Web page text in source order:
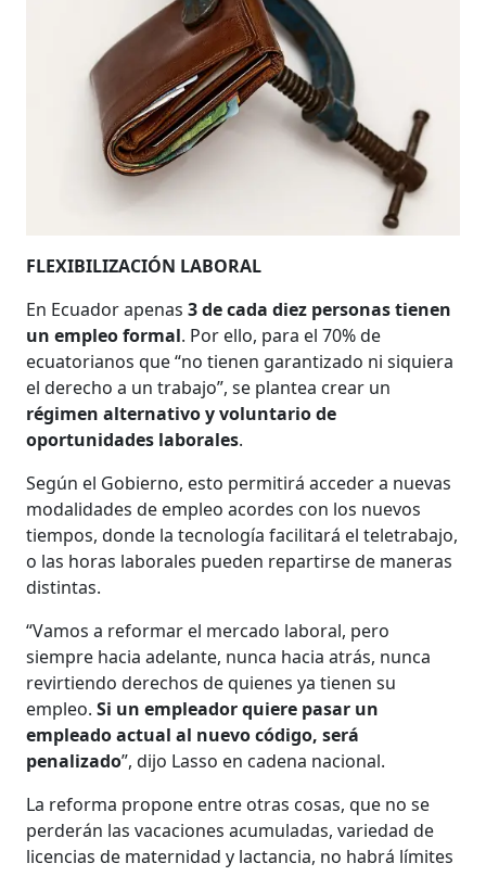
FLEXIBILIZACIÓN LABORAL
En Ecuador apenas3 de cada diez personas tienen
un empleo formal. Por ello, para el 70% de
ecuatorianos que “no tienen garantizado ni siquiera
el derecho a un trabajo”, se plantea crear un
régimen alternativo y voluntario de
oportunidades laborales.
Según el Gobierno, esto permitirá acceder a nuevas
modalidades de empleo acordes con los nuevos
tiempos, donde la tecnología facilitará el teletrabajo,
o las horas laborales pueden repartirse de maneras
distintas.
“Vamos a reformar el mercado laboral, pero
siempre hacia adelante, nunca hacia atrás, nunca
revirtiendo derechos de quienes ya tienen su
empleo.Si un empleador quiere pasar un
empleado actual al nuevo código, será
penalizado”, dijo Lasso en cadena nacional.
La reforma propone entre otras cosas, que no se
perderán las vacaciones acumuladas, variedad de
licencias de maternidad y lactancia, no habrá límites